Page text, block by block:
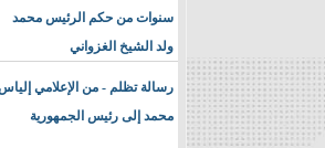
سنوات من حكم الرئيس محمد
ولد الشيخ الغزواني
رسالة تظلم - من الإعلامي
محمد إلى رئيس الجمهورية